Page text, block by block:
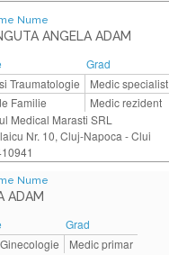
Nume
ANGELA ADAM
Grad
Traumatologie
Medic specialist
Familie
Medic rezident
Medical Marasti SRL
Nr. 10, Cluj-Napoca - Clui
Nume
ADAM
Grad
Medic primar